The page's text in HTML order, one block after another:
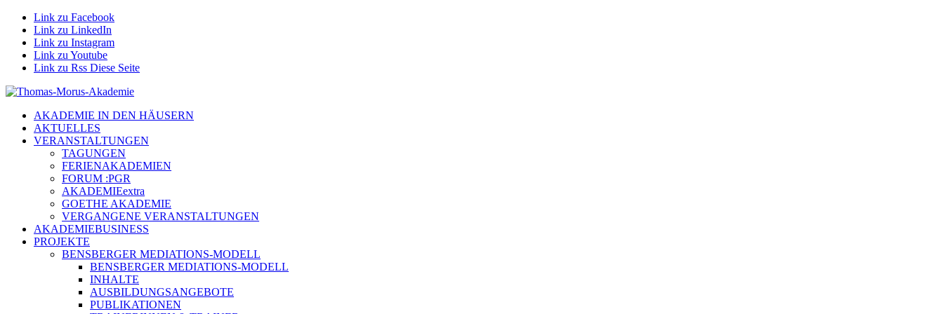
Link zu Facebook
Link zu LinkedIn
Link zu Instagram
Link zu Youtube
Link zu Rss Diese Seite
AKADEMIE IN DEN HÄUSERN
AKTUELLES
VERANSTALTUNGEN
TAGUNGEN
FERIENAKADEMIEN
FORUM :PGR
AKADEMIEextra
GOETHE AKADEMIE
VERGANGENE VERANSTALTUNGEN
AKADEMIEBUSINESS
PROJEKTE
BENSBERGER MEDIATIONS-MODELL
BENSBERGER MEDIATIONS-MODELL
INHALTE
AUSBILDUNGSANGEBOTE
PUBLIKATIONEN